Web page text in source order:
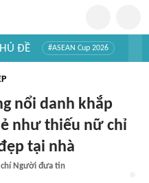
ĐỀ #ASEAN Cup 2026
nổi danh khắp
như thiếu nữ chỉ
tại nhà